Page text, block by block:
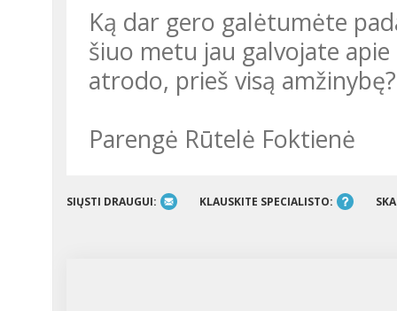
Ką dar gero galėtumėte padaryti? Pasvarstykite – galbūt net ir
šiuo metu jau galvojate
atrodo, prieš visą amžinybę?
Parengė Rūtelė Foktienė
SIŲSTI DRAUGUI: KLAUSKITE SPECIALISTO: